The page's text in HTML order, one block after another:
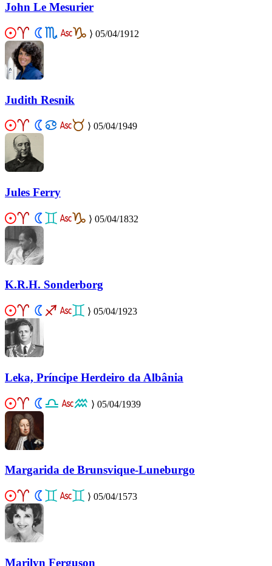
John Le Mesurier
⟩ 05/04/1912
Judith Resnik
⟩ 05/04/1949
Jules Ferry
⟩ 05/04/1832
K.R.H. Sonderborg
⟩ 05/04/1923
Leka, Príncipe Herdeiro da Albânia
⟩ 05/04/1939
Margarida de Brunsvique-Luneburgo
⟩ 05/04/1573
Marilyn Ferguson